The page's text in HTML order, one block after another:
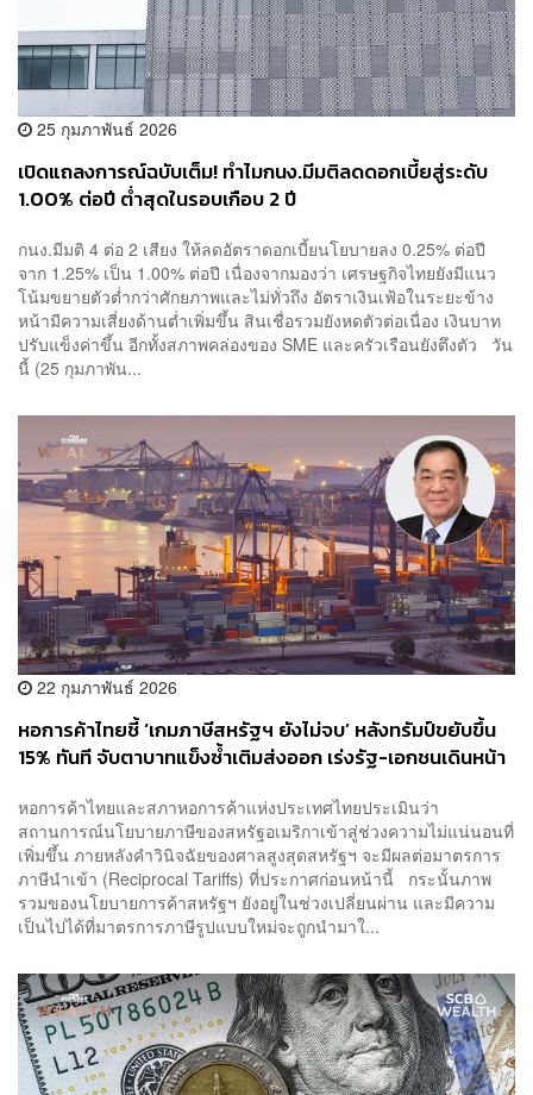
25 กุมภาพันธ์ 2026
เปิดแถลงการณ์ฉบับเต็ม! ทำไมกนง.มีมติลดดอกเบี้ยสู่ระดับ
1.00% ต่อปี ต่ำสุดในรอบเกือบ 2 ปี
กนง.มีมติ 4 ต่อ 2 เสียง ให้ลดอัตราดอกเบี้ยนโยบายลง 0.25% ต่อปี
จาก 1.25% เป็น 1.00% ต่อปี เนื่องจากมองว่า เศรษฐกิจไทยยังมีแนว
โน้มขยายตัวต่ำกว่าศักยภาพและไม่ทั่วถึง อัตราเงินเฟ้อในระยะข้าง
หน้ามีความเสี่ยงด้านต่ำเพิ่มขึ้น สินเชื่อรวมยังหดตัวต่อเนื่อง เงินบาท
ปรับแข็งค่าขึ้น อีกทั้งสภาพคล่องของ SME และครัวเรือนยังตึงตัว วัน
นี้ (25 กุมภาพัน...
22 กุมภาพันธ์ 2026
หอการค้าไทยชี้ ‘เกมภาษีสหรัฐฯ ยังไม่จบ’ หลังทรัมป์ขยับขึ้น
15% ทันที จับตาบาทแข็งซ้ำเติมส่งออก เร่งรัฐ-เอกชนเดินหน้า
หอการค้าไทยและสภาหอการค้าแห่งประเทศไทยประเมินว่า
สถานการณ์นโยบายภาษีของสหรัฐอเมริกาเข้าสู่ช่วงความไม่แน่นอนที่
เพิ่มขึ้น ภายหลังคำวินิจฉัยของศาลสูงสุดสหรัฐฯ จะมีผลต่อมาตรการ
ภาษีนำเข้า (Reciprocal Tariffs) ที่ประกาศก่อนหน้านี้ กระนั้นภาพ
รวมของนโยบายการค้าสหรัฐฯ ยังอยู่ในช่วงเปลี่ยนผ่าน และมีความ
เป็นไปได้ที่มาตรการภาษีรูปแบบใหม่จะถูกนำมาใ...